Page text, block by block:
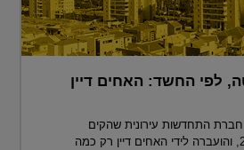
לפי החשד: האחים דיין
התחדשות עירונית שהקים
מיכאל קליינר ב-2016, והועברה לידי האחים דיין רק כמה